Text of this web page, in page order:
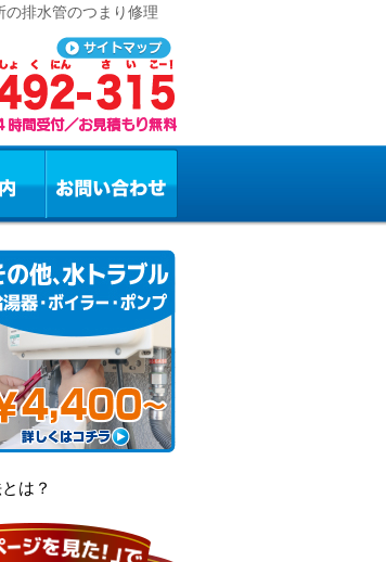
の排水管のつまり修理
は？